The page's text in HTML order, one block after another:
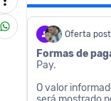
Oferta
Formas de
Pay.
O valor